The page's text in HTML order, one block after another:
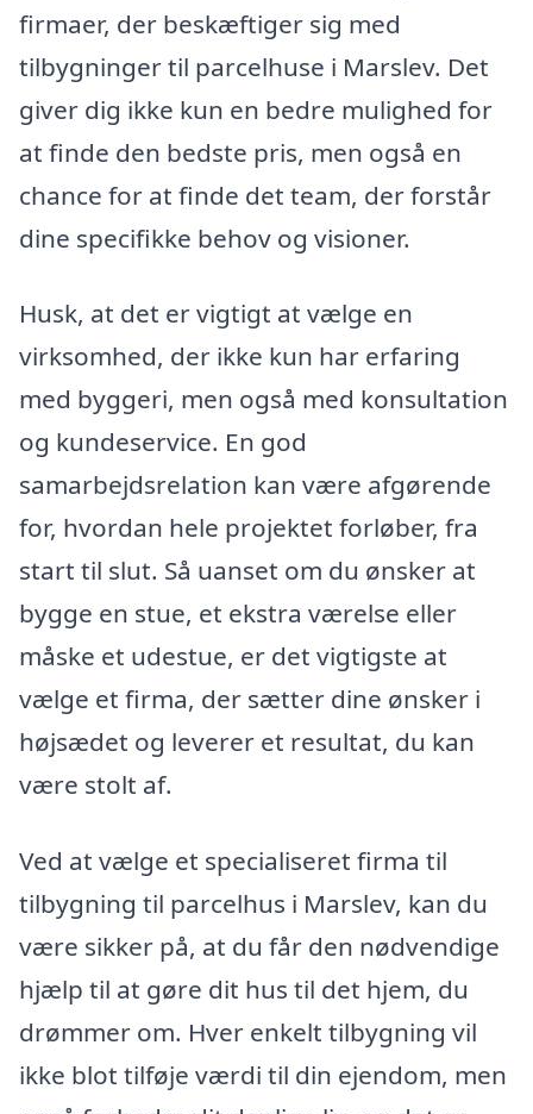
firmaer, der beskæftiger sig med
tilbygninger til parcelhuse i Marslev. Det
giver dig ikke kun en bedre mulighed for
at finde den bedste pris, men også en
chance for at finde det team, der forstår
dine specifikke behov og visioner.
Husk, at det er vigtigt at vælge en
virksomhed, der ikke kun har erfaring
med byggeri, men også med konsultation
og kundeservice. En god
samarbejdsrelation kan være afgørende
for, hvordan hele projektet forløber, fra
start til slut. Så uanset om du ønsker at
bygge en stue, et ekstra værelse eller
måske et udestue, er det vigtigste at
vælge et firma, der sætter dine ønsker i
højsædet og leverer et resultat, du kan
være stolt af.
Ved at vælge et specialiseret firma til
tilbygning til parcelhus i Marslev, kan du
være sikker på, at du får den nødvendige
hjælp til at gøre dit hus til det hjem, du
drømmer om. Hver enkelt tilbygning vil
ikke blot tilføje værdi til din ejendom, men